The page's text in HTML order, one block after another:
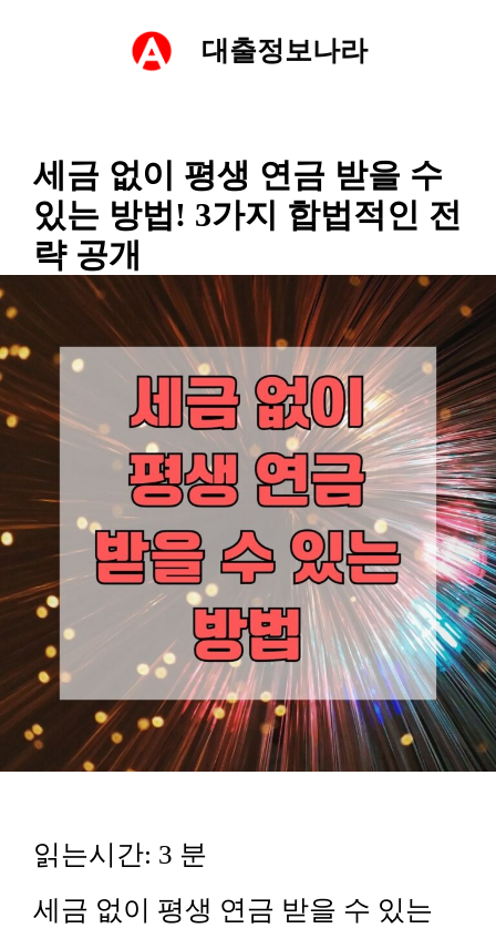
너
뛰
기
대출정보나라
세금 없이 평생 연금 받을 수
있는 방법! 3가지 합법적인 전
략 공개
읽는시간: 3 분
세금 없이 평생 연금 받을 수 있는